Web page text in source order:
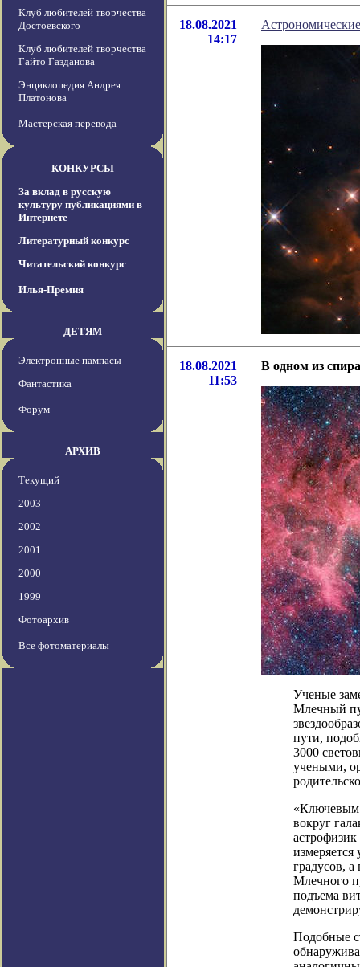
Клуб любителей творчества
Достоевского
Клуб любителей творчества
Гайто Газданова
Энциклопедия Андрея
Платонова
Мастерская перевода
КОНКУРСЫ
За вклад в русскую
культуру публикациями в
Интернете
Литературный конкурс
Читательский конкурс
Илья-Премия
ДЕТЯМ
Электронные пампасы
Фантастика
Форум
АРХИВ
Текущий
2003
2002
2001
2000
1999
Фотоархив
Все фотоматериалы
18.08.2021
14:17
18.08.2021
11:53
В одном из
Ученые
Млечный
пути,
3000
учеными,
«Ключевым
вокруг
градусов,
Млечного
подъема
Подобные